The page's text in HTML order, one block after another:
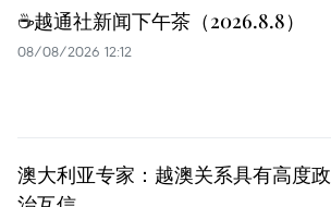
☕️越通社新闻下午茶（2026.8.8）
08/08/2026 12:12
澳大利亚专家：越澳关系具有高度政